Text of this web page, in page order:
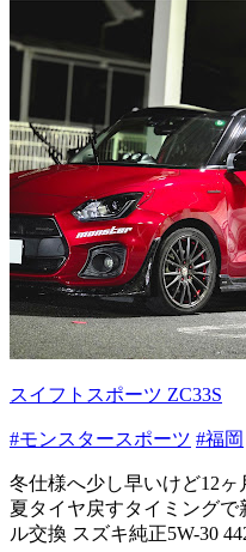
スイフトスポーツ ZC33S
#モンスタースポーツ #福岡
冬仕様へ少し早いけど12
夏タイヤ戻すタイミング
ル交換 スズキ純正5W-30